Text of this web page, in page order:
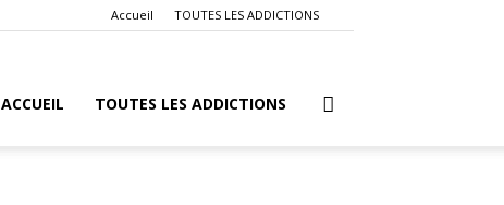
Accueil TOUTES LES ADDICTIONS
ACCUEIL TOUTES LES ADDICTIONS